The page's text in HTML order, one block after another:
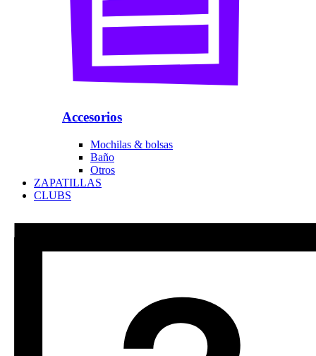
Accesorios
Mochilas & bolsas
Baño
Otros
ZAPATILLAS
CLUBS